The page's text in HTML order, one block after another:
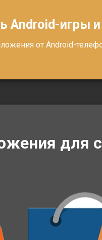
Android-игры
от Android-
для